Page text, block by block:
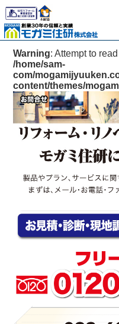
Warning: Attempt to
/home/sam-
com/
content/themes/